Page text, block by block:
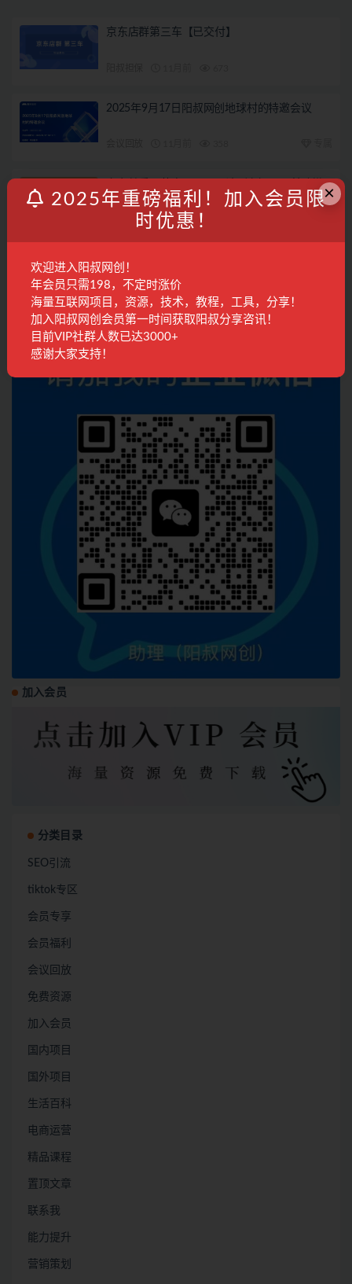
京东店群第三车【已交付】
2025年9月17日阳叔网创地球村的特邀会议
京东慧采运营密码：从理论到实操，从基础搭
建到高级运营，助力商家腾飞
精品课程 1年前
读书赚钱实战营，从0到1边读书边赚钱，实现
年入百万梦想,写作变现
国内项目 2年前 1.6K
联系客服
加入会员
分类目录
SEO引流
tiktok专区
会员专享
会员福利
会议回放
免费资源
加入会员
国内项目
国外项目
生活百科
电商运营
精品课程
置顶文章
联系我
能力提升
营销策划
×
2025年重磅福利！加入会员限
时优惠！
欢迎进入阳叔网创！
年会员只需198，不定时涨价
海量互联网项目，资源，技术，教程，工具，分享！
加入阳叔网创会员第一时间获取阳叔分享咨讯！
目前VIP社群人数已达3000+
感谢大家支持！